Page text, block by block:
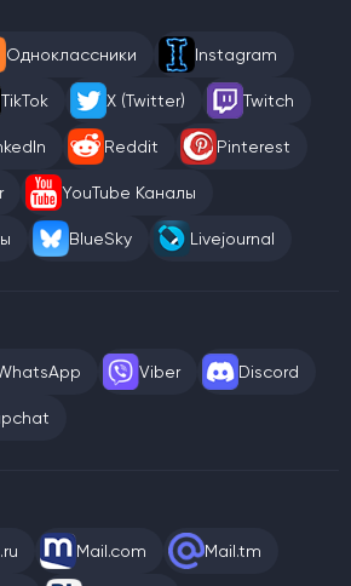
Одноклассники Instagram
TikTok X (Twitter) Twitch
Reddit Pinterest
YouTube Каналы
BlueSky Livejournal
Viber Discord
Mail.com Mail.tm